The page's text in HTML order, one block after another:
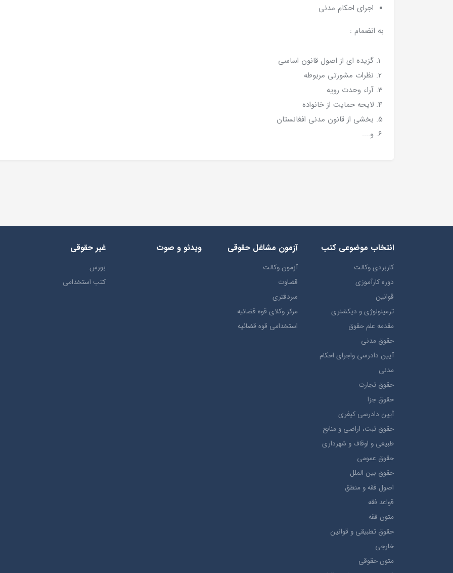
اجرای احکام مدنی
به انضمام :
گزیده ای از اصول قانون اساسی
نظرات مشورتی مربوطه
آراء وحدت رویه
لایحه حمایت از خانواده
بخشی از قانون مدنی افغانستان
و....
انتخاب​ موضوعي​ کتب
کاربردی وکالت
دوره کارآموزی
قوانین
ترمينولوژي و ديکشنري
مقدمه علم حقوق
حقوق مدني
آيين دادرسي ​واجراي ​احکام ​
مدني
حقوق تجارت
حقوق جزا
آيین دادرسی کیفری
حقوق ثبت، اراضي و منابع
طبيعي و اوقاف و شهرداری
حقوق عمومی
حقوق بين الملل
اصول فقه و منطق
قواعد فقه
متون فقه
حقوق تطبيقي و قوانین
خارجی
متون حقوقي
آزمون مشاغل حقوقی
آزمون وکالت
قضاوت
سردفتری
مرکز وکلای قوه قضائیه
استخدامی قوه قضائیه
ویدئو و صوت غیر حقوقی
بورس
کتب استخدامی